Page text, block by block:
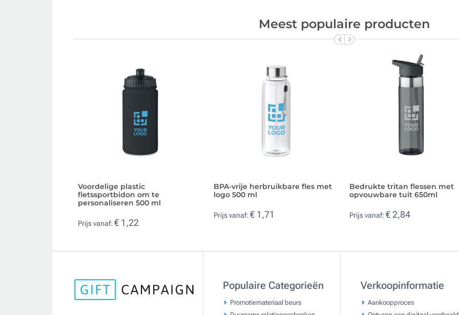
Meest populaire producten
Voordelige plastic
fietssportbidon om te
personaliseren 500 ml
Prijs vanaf: € 1,22
BPA-vrije herbruikbare fles met
logo 500 ml
Prijs vanaf: € 1,71
Bedrukte tritan flessen met
opvouwbare tuit 650ml
Prijs vanaf: € 2,84
Populaire Categorieën
Promotiemateriaal beurs
Verkoopinformatie
Aankoopproces